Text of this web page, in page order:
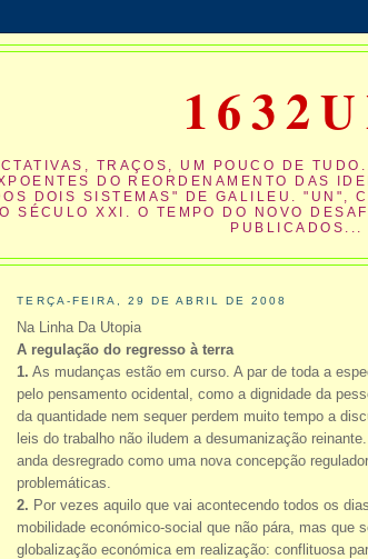
TRAÇOS, UM POUCO DE
DO REORDENAMENTO DAS
DOIS SISTEMAS" DE GALILEU. "UN",
SÉCULO XXI. O TEMPO DO NOVO
PUBLICADOS...
TERÇA-FEIRA, 29 DE ABRIL DE 2008
Na Linha Da Utopia
A regulação do regresso à terra
1. As mudanças estão em curso. A par de toda a
pelo pensamento ocidental, como a dignidade da
da quantidade nem sequer perdem muito tempo a
leis do trabalho não iludem a desumanização
anda desregrado como uma nova concepção
problemáticas.
2. Por vezes aquilo que vai acontecendo todos os
mobilidade económico-social que não pára, mas que
globalização económica em realização: conflituosa